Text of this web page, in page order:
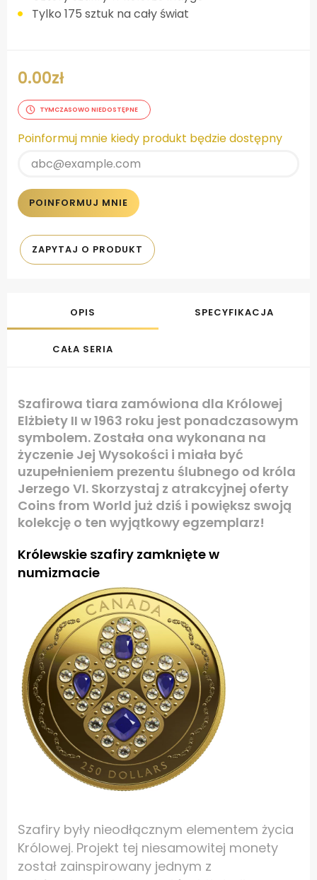
Tylko 175 sztuk na cały świat
0.00zł
TYMCZASOWO NIEDOSTĘPNE
Poinformuj mnie kiedy produkt będzie dostępny
POINFORMUJ MNIE
ZAPYTAJ O PRODUKT
OPIS SPECYFIKACJA
CAŁA SERIA
Szafirowa tiara zamówiona dla Królowej
Elżbiety II w 1963 roku jest ponadczasowym
symbolem. Została ona wykonana na
życzenie Jej Wysokości i miała być
uzupełnieniem prezentu ślubnego od króla
Jerzego VI. Skorzystaj z atrakcyjnej oferty
Coins from World już dziś i powiększ swoją
kolekcję o ten wyjątkowy egzemplarz!
Królewskie szafiry zamknięte w
numizmacie
Szafiry były nieodłącznym elementem życia
Królowej. Projekt tej niesamowitej monety
został zainspirowany jednym z